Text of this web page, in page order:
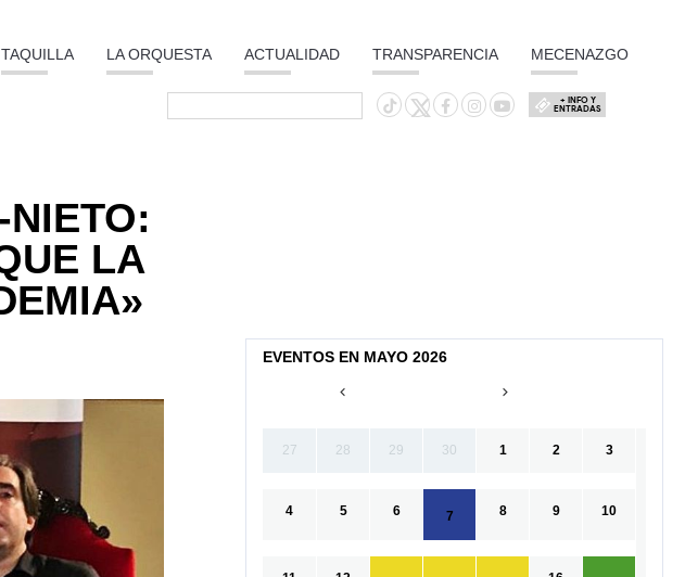
TAQUILLA LA ORQUESTA ACTUALIDAD TRANSPARENCIA MECENAZGO
+ INFO Y
ENTRADAS
LA
EVENTOS EN MAYO 2026
27 28 29 30 1 2 3
4 5 6 7 8 9 10